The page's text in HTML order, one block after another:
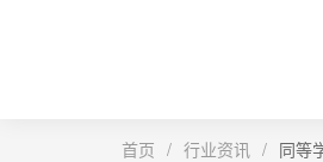
首页 / 行业资讯 / 同等